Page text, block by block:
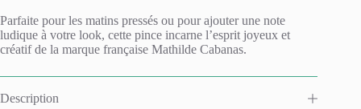
Parfaite pour les matins pressés ou pour ajouter une note
ludique à votre look, cette pince incarne l’esprit joyeux et
créatif de la marque française Mathilde Cabanas.
Description